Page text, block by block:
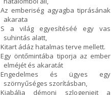
Az emberiség agyagba tiprásának
akarata
S a világ egyesítéséé egy vas
suhintás alatt,
Kitart ádáz hatalmas terve mellett.
Egy öntőmintába tiporja az ember
elméjét és akaratát
Engedelmes és ügyes egy
szörnyűséges szorításban,
Kiabálja démoni szlogenjeit a